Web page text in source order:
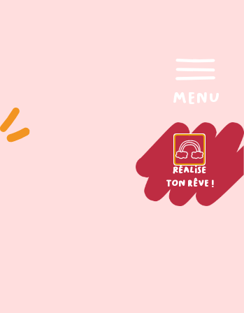
menu
Réalise
ton rêve !